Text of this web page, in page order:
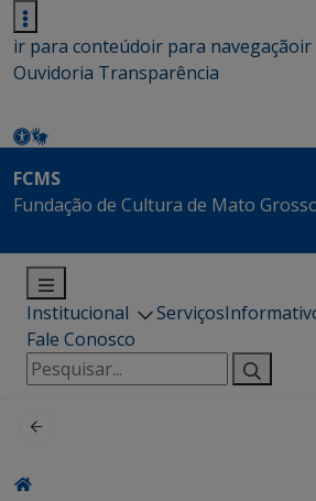
ir para conteúdoir para navegaçãoir
Ouvidoria Transparência
FCMS
Fundação de Cultura de Mato
Institucional Serviços
Fale Conosco
Pesquisar
por: